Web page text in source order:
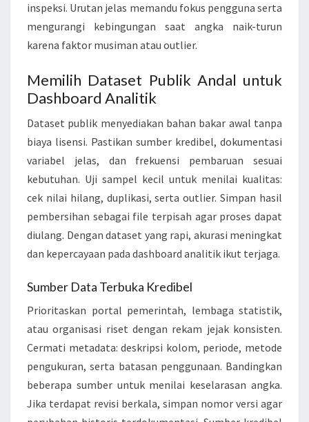
3
.
J
,
D
A
N
D
A
T
A
S
E
P
U
B
L
I
K
inspeksi. Urutan jelas memandu fokus pengguna serta
mengurangi kebingungan saat angka naik-turun
karena faktor musiman atau outlier.
Memilih Dataset Publik Andal untuk
Dashboard Analitik
Dataset publik menyediakan bahan bakar awal tanpa
biaya lisensi. Pastikan sumber kredibel, dokumentasi
variabel jelas, dan frekuensi pembaruan sesuai
kebutuhan. Uji sampel kecil untuk menilai kualitas:
cek nilai hilang, duplikasi, serta outlier. Simpan hasil
pembersihan sebagai file terpisah agar proses dapat
diulang. Dengan dataset yang rapi, akurasi meningkat
dan kepercayaan pada dashboard analitik ikut terjaga.
Sumber Data Terbuka Kredibel
Prioritaskan portal pemerintah, lembaga statistik,
atau organisasi riset dengan rekam jejak konsisten.
Cermati metadata: deskripsi kolom, periode, metode
pengukuran, serta batasan penggunaan. Bandingkan
beberapa sumber untuk menilai keselarasan angka.
Jika terdapat revisi berkala, simpan nomor versi agar